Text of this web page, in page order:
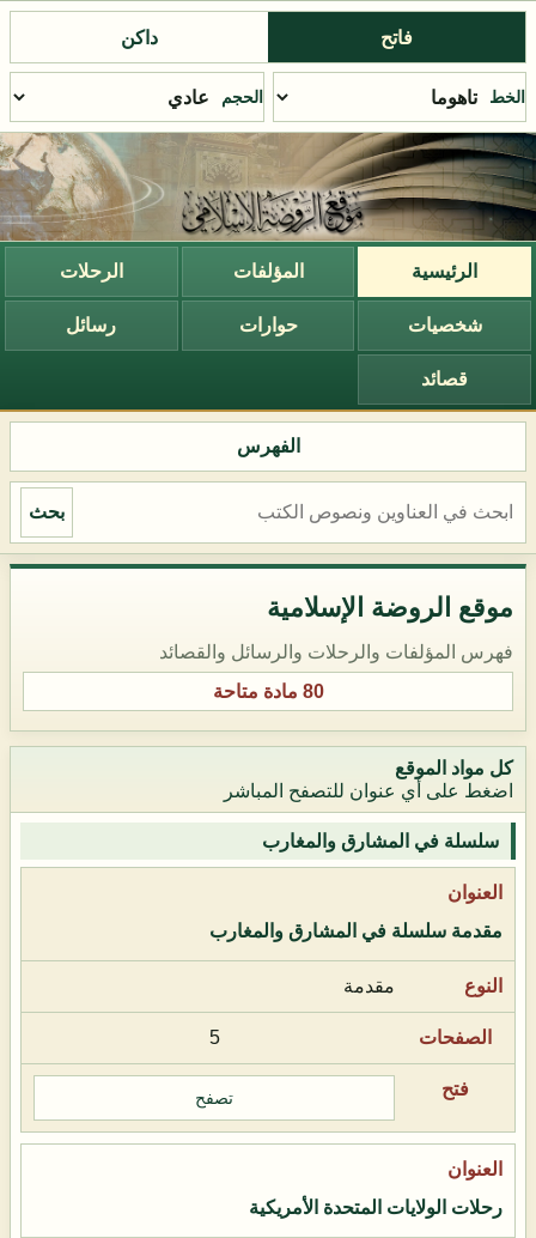
فاتح داكن
الخط الحجم
الرئيسية المؤلفات الرحلات
شخصيات حوارات رسائل
قصائد
الفهرس
بحث
موقع الروضة الإسلامية
فهرس المؤلفات والرحلات والرسائل والقصائد
80 مادة متاحة
كل مواد الموقع
اضغط على أي عنوان للتصفح المباشر
سلسلة في المشارق والمغارب
مقدمة سلسلة في المشارق والمغارب
مقدمة
5
تصفح
رحلات الولايات المتحدة الأمريكية